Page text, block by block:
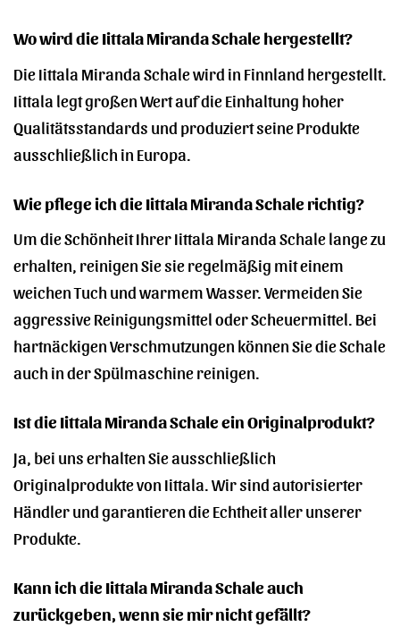
Wo wird die Iittala Miranda Schale hergestellt?
Die Iittala Miranda Schale wird in Finnland hergestellt.
Iittala legt großen Wert auf die Einhaltung hoher
Qualitätsstandards und produziert seine Produkte
ausschließlich in Europa.
Wie pflege ich die Iittala Miranda Schale richtig?
Um die Schönheit Ihrer Iittala Miranda Schale lange zu
erhalten, reinigen Sie sie regelmäßig mit einem
weichen Tuch und warmem Wasser. Vermeiden Sie
aggressive Reinigungsmittel oder Scheuermittel. Bei
hartnäckigen Verschmutzungen können Sie die Schale
auch in der Spülmaschine reinigen.
Ist die Iittala Miranda Schale ein Originalprodukt?
Ja, bei uns erhalten Sie ausschließlich
Originalprodukte von Iittala. Wir sind autorisierter
Händler und garantieren die Echtheit aller unserer
Produkte.
Kann ich die Iittala Miranda Schale auch
zurückgeben, wenn sie mir nicht gefällt?